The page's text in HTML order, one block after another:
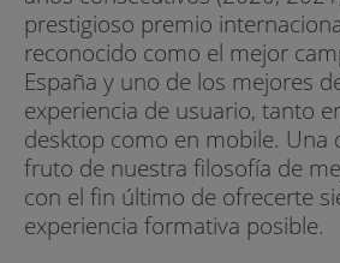
Relacionales y NoSQL para la
recuperación de información
Cassandra
- Aplicación de los modelos
en Big Data
- Configuración del
mediante contenedores para el
prestigioso premio
reconocido como el mejor
España y uno de los mejores
experiencia de usuario, tanto
desktop como en mobile. Una
fruto de nuestra filosofía de
con el fin último de ofrecerte
experiencia formativa posible.